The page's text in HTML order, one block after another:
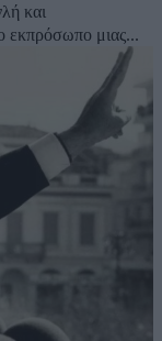
και
Για έναν «άξιο εκπρόσωπο μιας...